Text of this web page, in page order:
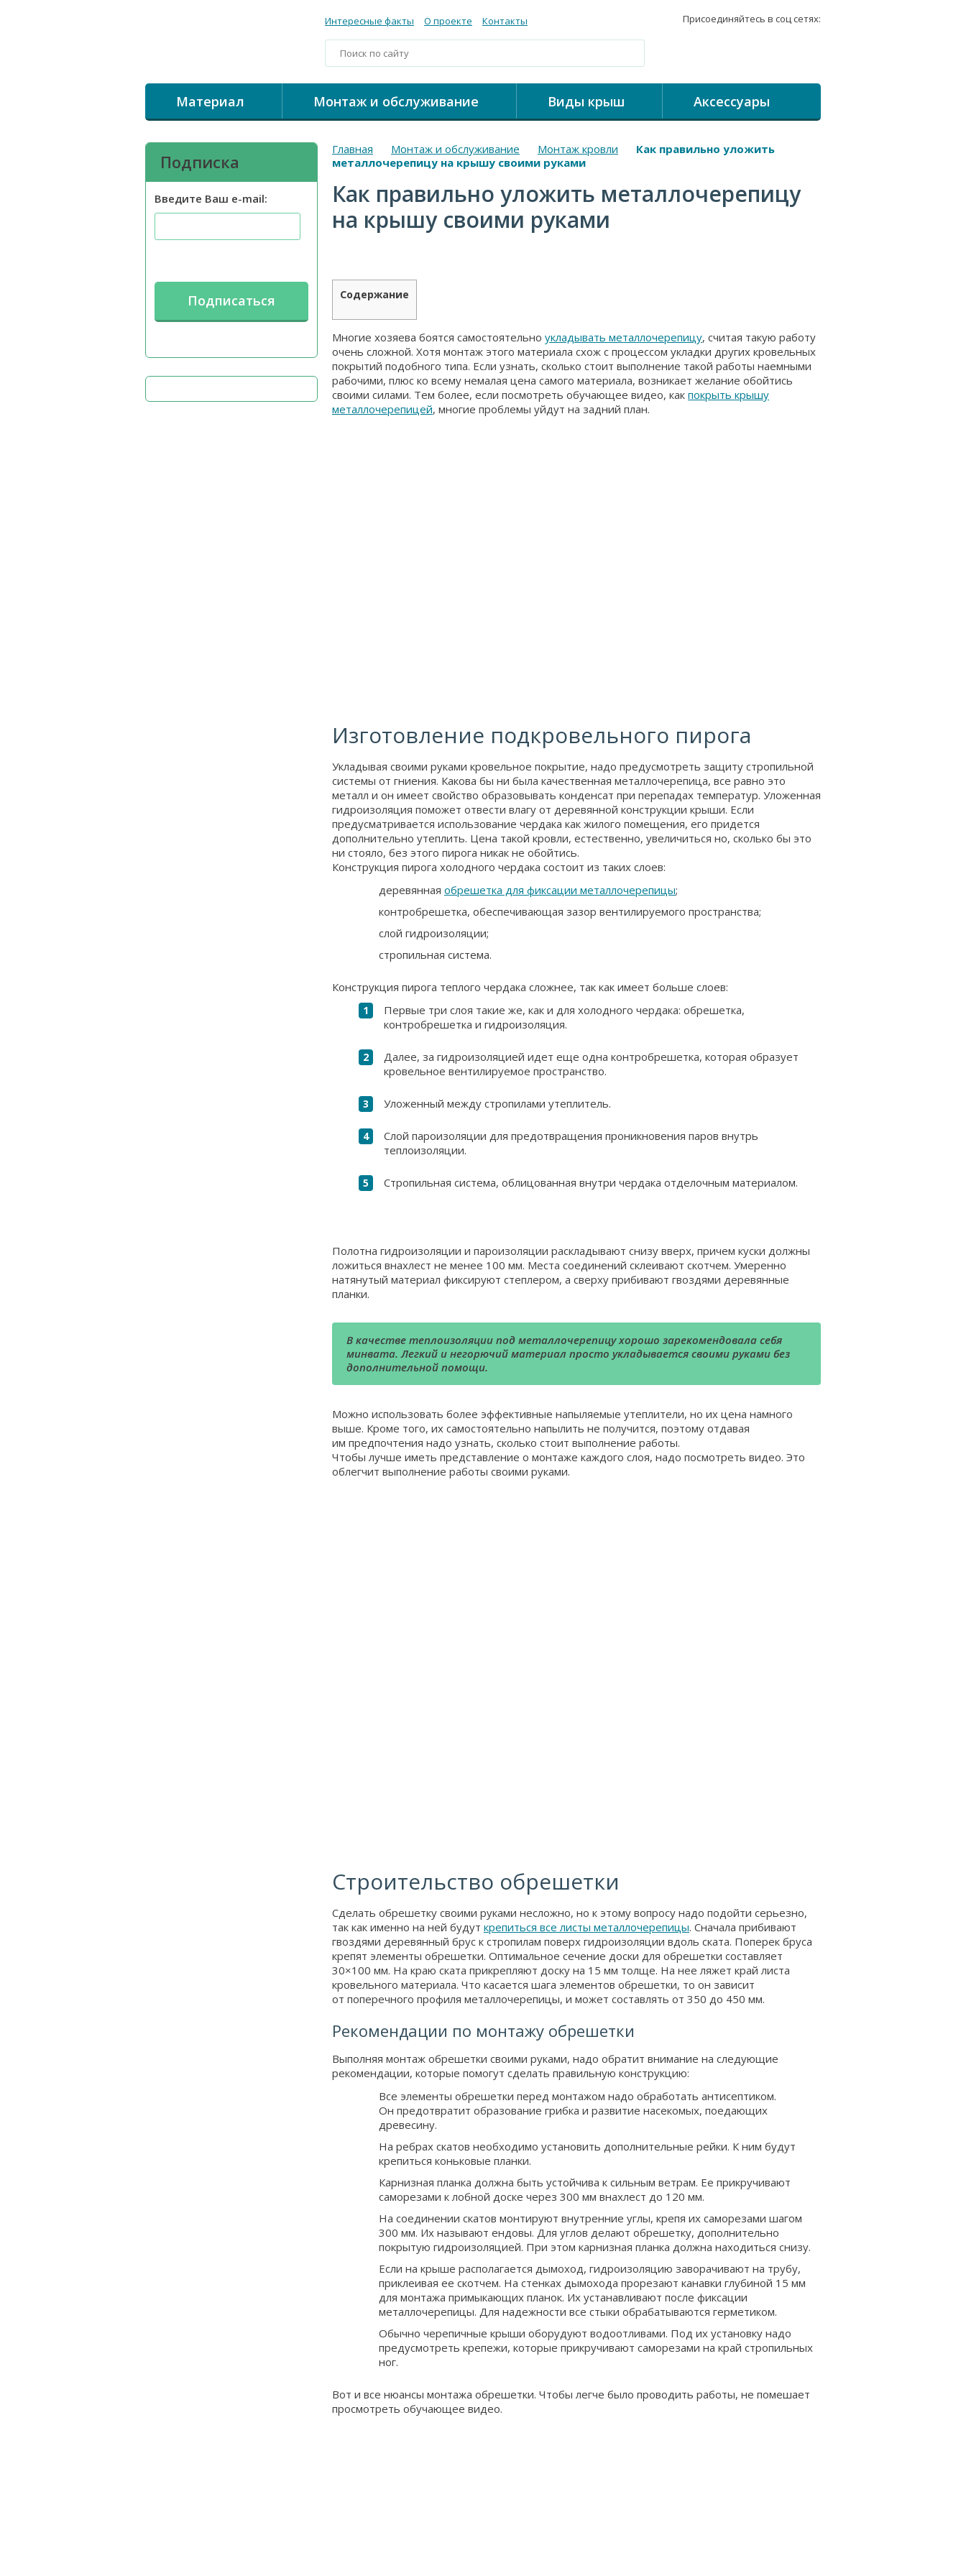
Интересные факты О проекте Контакты Присоединяйтесь в соц сетях:
Материал Монтаж и обслуживание Виды крыш Аксессуары
Главная Монтаж и обслуживание Монтаж кровли
Как правильно уложить
металлочерепицу на крышу своими руками
Как правильно уложить металлочерепицу
на крышу своими руками
Содержание
Многие хозяева боятся самостоятельно укладывать металлочерепицу, считая такую работу
очень сложной. Хотя монтаж этого материала схож с процессом укладки других кровельных
покрытий подобного типа. Если узнать, сколько стоит выполнение такой работы наемными
рабочими, плюс ко всему немалая цена самого материала, возникает желание обойтись
своими силами. Тем более, если посмотреть обучающее видео, как покрыть крышу
металлочерепицей, многие проблемы уйдут на задний план.
Изготовление подкровельного пирога
Укладывая своими руками кровельное покрытие, надо предусмотреть защиту стропильной
системы от гниения. Какова бы ни была качественная металлочерепица, все равно это
металл и он имеет свойство образовывать конденсат при перепадах температур. Уложенная
гидроизоляция поможет отвести влагу от деревянной конструкции крыши. Если
предусматривается использование чердака как жилого помещения, его придется
дополнительно утеплить. Цена такой кровли, естественно, увеличиться но, сколько бы это
ни стояло, без этого пирога никак не обойтись.
Конструкция пирога холодного чердака состоит из таких слоев:
деревянная обрешетка для фиксации металлочерепицы;
контробрешетка, обеспечивающая зазор вентилируемого пространства;
слой гидроизоляции;
стропильная система.
Конструкция пирога теплого чердака сложнее, так как имеет больше слоев:
Первые три слоя такие же, как и для холодного чердака: обрешетка,
контробрешетка и гидроизоляция.
Далее, за гидроизоляцией идет еще одна контробрешетка, которая образует
кровельное вентилируемое пространство.
Уложенный между стропилами утеплитель.
Слой пароизоляции для предотвращения проникновения паров внутрь
теплоизоляции.
Стропильная система, облицованная внутри чердака отделочным материалом.
Полотна гидроизоляции и пароизоляции раскладывают снизу вверх, причем куски должны
ложиться внахлест не менее 100 мм. Места соединений склеивают скотчем. Умеренно
натянутый материал фиксируют степлером, а сверху прибивают гвоздями деревянные
планки.
В качестве теплоизоляции под металлочерепицу хорошо зарекомендовала себя
минвата. Легкий и негорючий материал просто укладывается своими руками без
дополнительной помощи.
Можно использовать более эффективные напыляемые утеплители, но их цена намного
выше. Кроме того, их самостоятельно напылить не получится, поэтому отдавая
им предпочтения надо узнать, сколько стоит выполнение работы.
Чтобы лучше иметь представление о монтаже каждого слоя, надо посмотреть видео. Это
облегчит выполнение работы своими руками.
Строительство обрешетки
Сделать обрешетку своими руками несложно, но к этому вопросу надо подойти серьезно,
так как именно на ней будут крепиться все листы металлочерепицы. Сначала прибивают
гвоздями деревянный брус к стропилам поверх гидроизоляции вдоль ската. Поперек бруса
крепят элементы обрешетки. Оптимальное сечение доски для обрешетки составляет
30×100 мм. На краю ската прикрепляют доску на 15 мм толще. На нее ляжет край листа
кровельного материала. Что касается шага элементов обрешетки, то он зависит
от поперечного профиля металлочерепицы, и может составлять от 350 до 450 мм.
Рекомендации по монтажу обрешетки
Выполняя монтаж обрешетки своими руками, надо обратит внимание на следующие
рекомендации, которые помогут сделать правильную конструкцию:
Все элементы обрешетки перед монтажом надо обработать антисептиком.
Он предотвратит образование грибка и развитие насекомых, поедающих
древесину.
На ребрах скатов необходимо установить дополнительные рейки. К ним будут
крепиться коньковые планки.
Карнизная планка должна быть устойчива к сильным ветрам. Ее прикручивают
саморезами к лобной доске через 300 мм внахлест до 120 мм.
На соединении скатов монтируют внутренние углы, крепя их саморезами шагом
300 мм. Их называют ендовы. Для углов делают обрешетку, дополнительно
покрытую гидроизоляцией. При этом карнизная планка должна находиться снизу.
Если на крыше располагается дымоход, гидроизоляцию заворачивают на трубу,
приклеивая ее скотчем. На стенках дымохода прорезают канавки глубиной 15 мм
для монтажа примыкающих планок. Их устанавливают после фиксации
металлочерепицы. Для надежности все стыки обрабатываются герметиком.
Обычно черепичные крыши оборудуют водоотливами. Под их установку надо
предусмотреть крепежи, которые прикручивают саморезами на край стропильных
ног.
Вот и все нюансы монтажа обрешетки. Чтобы легче было проводить работы, не помешает
просмотреть обучающее видео.
Подписка
Введите Ваш e-mail: